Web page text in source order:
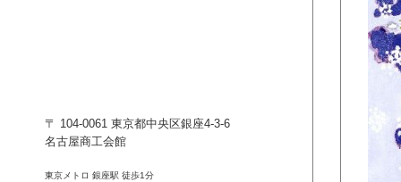
〒 104-0061 東京都中央区銀座4-3-6
名古屋商工会館
東京メトロ 銀座駅 徒歩1分